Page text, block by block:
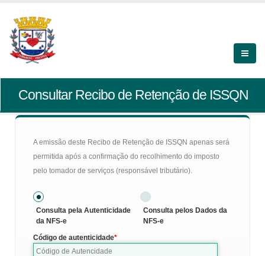
Consultar Recibo de Retenção de ISSQN
A emissão deste Recibo de Retenção de ISSQN apenas será
permitida após a confirmação do recolhimento do imposto
pelo tomador de serviços (responsável tributário).
Consulta pela Autenticidade
da NFS-e
Consulta pelos Dados da
NFS-e
Código de autenticidade